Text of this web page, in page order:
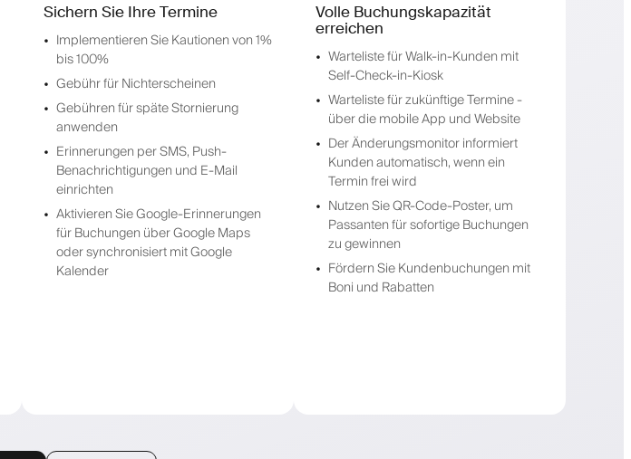
Sichern Sie Ihre Termine
Implementieren Sie Kautionen von 1%
bis 100%
Gebühr für Nichterscheinen
Gebühren für späte Stornierung
anwenden
Erinnerungen per SMS, Push-
Benachrichtigungen und E-Mail
einrichten
Aktivieren Sie Google-Erinnerungen
für Buchungen über Google Maps
oder synchronisiert mit Google
Kalender
Volle Buchungskapazität
erreichen
Warteliste für Walk-in-Kunden mit
Self-Check-in-Kiosk
Warteliste für zukünftige Termine -
über die mobile App und Website
Der Änderungsmonitor informiert
Kunden automatisch, wenn ein
Termin frei wird
Nutzen Sie QR-Code-Poster, um
Passanten für sofortige Buchungen
zu gewinnen
Fördern Sie Kundenbuchungen mit
Boni und Rabatten